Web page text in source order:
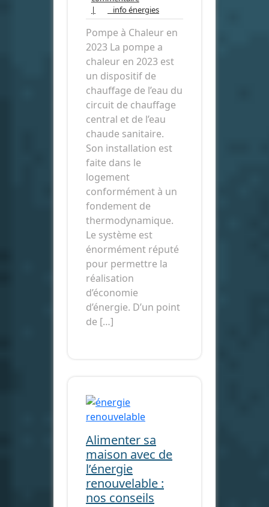
commentaire
| info énergiesinfo
énergies
Pompe à Chaleur en
2023 La pompe a
chaleur en 2023 est
un dispositif de
chauffage de l’eau du
circuit de chauffage
central et de l’eau
chaude sanitaire.
Son installation est
faite dans le
logement
conformément à un
fondement de
thermodynamique.
Le système est
énormément réputé
pour permettre la
réalisation
d’économie
d’énergie. D’un point
de […]
Alimenter sa
maison avec de
l’énergie
renouvelable :
nos conseils